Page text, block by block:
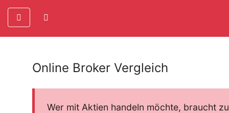
Online Broker Vergleich
Wer mit Aktien handeln möchte, braucht